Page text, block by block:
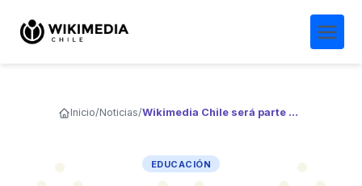
Inicio/Noticias/ Wikimedia Chile será parte del consejo asesor del nuevo Instituto de Educación Abierta de la UAR
EDUCACIÓN